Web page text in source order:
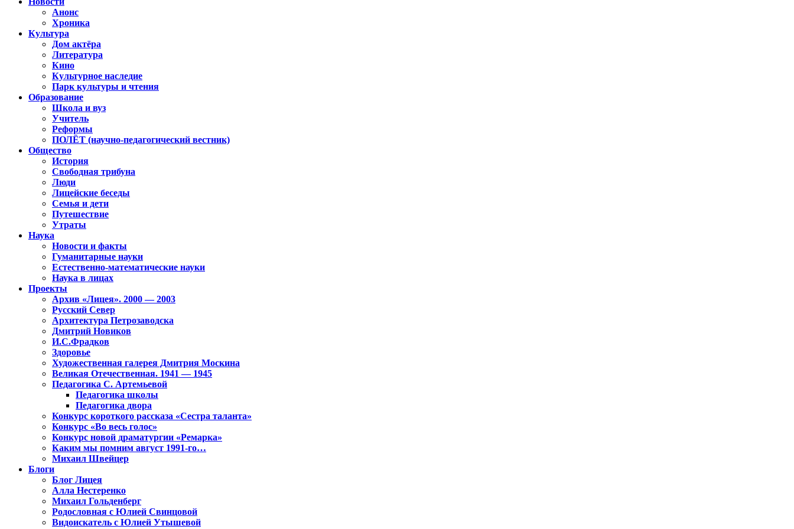
Анонс
Хроника
Культура
Дом актёра
Литература
Кино
Культурное наследие
Парк культуры и чтения
Образование
Школа и вуз
Учитель
Реформы
ПОЛЁТ (научно-педагогический вестник)
Общество
История
Свободная трибуна
Люди
Лицейские беседы
Семья и дети
Путешествие
Утраты
Наука
Новости и факты
Гуманитарные науки
Естественно-математические науки
Наука в лицах
Проекты
Архив «Лицея». 2000 — 2003
Русский Север
Архитектура Петрозаводска
Дмитрий Новиков
И.С.Фрадков
Здоровье
Художественная галерея Дмитрия Москина
Великая Отечественная. 1941 — 1945
Педагогика С. Артемьевой
Педагогика школы
Педагогика двора
Конкурс короткого рассказа «Сестра таланта»
Конкурс «Во весь голос»
Конкурс новой драматургии «Ремарка»
Каким мы помним август 1991-го…
Михаил Швейцер
Блоги
Блог Лицея
Алла Нестеренко
Михаил Гольденберг
Родословная с Юлией Свинцовой
Видоискатель с Юлией Утышевой